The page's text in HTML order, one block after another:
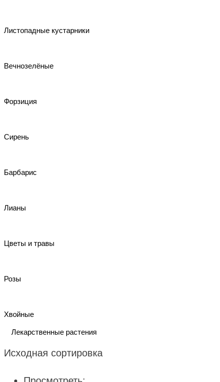
Листопадные кустарники
Вечнозелёные
Форзиция
Сирень
Барбарис
Лианы
Цветы и травы
Розы
Хвойные
Лекарственные растения
Исходная сортировка